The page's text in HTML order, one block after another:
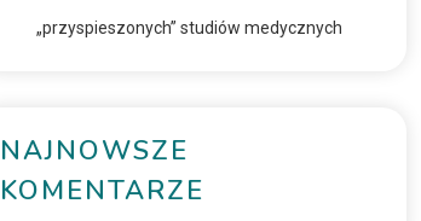
„przyspieszonych” studiów medycznych
NAJNOWSZE
KOMENTARZE